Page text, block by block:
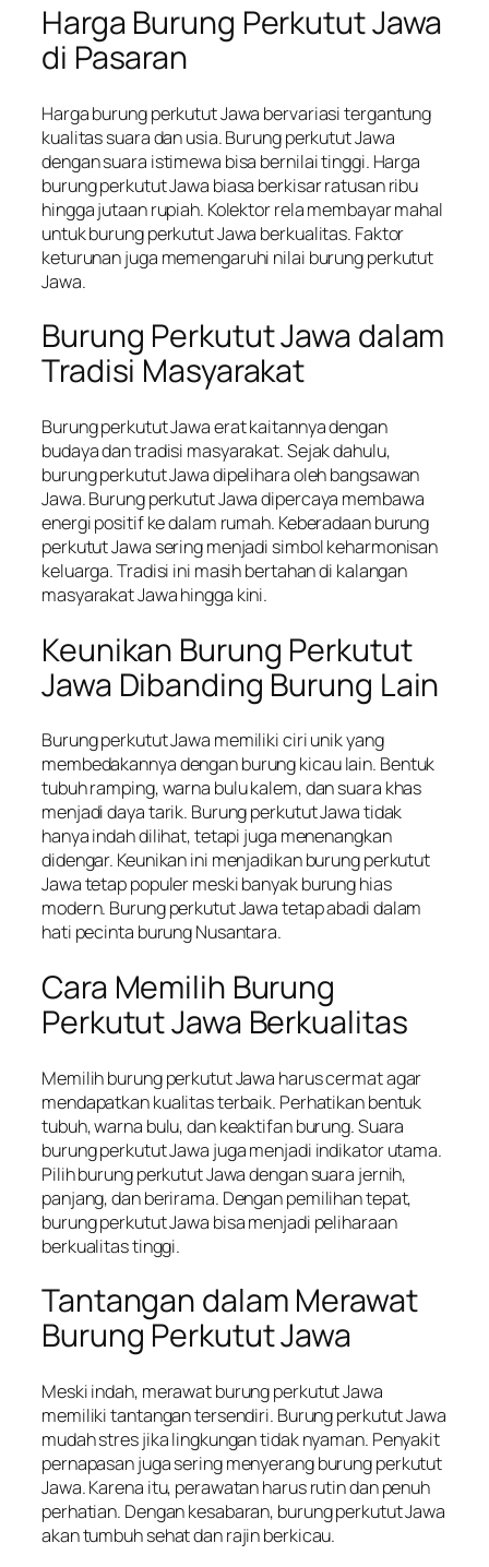
Harga Burung Perkutut Jawa
di Pasaran
Harga burung perkutut Jawa bervariasi tergantung
kualitas suara dan usia. Burung perkutut Jawa
dengan suara istimewa bisa bernilai tinggi. Harga
burung perkutut Jawa biasa berkisar ratusan ribu
hingga jutaan rupiah. Kolektor rela membayar mahal
untuk burung perkutut Jawa berkualitas. Faktor
keturunan juga memengaruhi nilai burung perkutut
Jawa.
Burung Perkutut Jawa dalam
Tradisi Masyarakat
Burung perkutut Jawa erat kaitannya dengan
budaya dan tradisi masyarakat. Sejak dahulu,
burung perkutut Jawa dipelihara oleh bangsawan
Jawa. Burung perkutut Jawa dipercaya membawa
energi positif ke dalam rumah. Keberadaan burung
perkutut Jawa sering menjadi simbol keharmonisan
keluarga. Tradisi ini masih bertahan di kalangan
masyarakat Jawa hingga kini.
Keunikan Burung Perkutut
Jawa Dibanding Burung Lain
Burung perkutut Jawa memiliki ciri unik yang
membedakannya dengan burung kicau lain. Bentuk
tubuh ramping, warna bulu kalem, dan suara khas
menjadi daya tarik. Burung perkutut Jawa tidak
hanya indah dilihat, tetapi juga menenangkan
didengar. Keunikan ini menjadikan burung perkutut
Jawa tetap populer meski banyak burung hias
modern. Burung perkutut Jawa tetap abadi dalam
hati pecinta burung Nusantara.
Cara Memilih Burung
Perkutut Jawa Berkualitas
Memilih burung perkutut Jawa harus cermat agar
mendapatkan kualitas terbaik. Perhatikan bentuk
tubuh, warna bulu, dan keaktifan burung. Suara
burung perkutut Jawa juga menjadi indikator utama.
Pilih burung perkutut Jawa dengan suara jernih,
panjang, dan berirama. Dengan pemilihan tepat,
burung perkutut Jawa bisa menjadi peliharaan
berkualitas tinggi.
Tantangan dalam Merawat
Burung Perkutut Jawa
Meski indah, merawat burung perkutut Jawa
memiliki tantangan tersendiri. Burung perkutut Jawa
mudah stres jika lingkungan tidak nyaman. Penyakit
pernapasan juga sering menyerang burung perkutut
Jawa. Karena itu, perawatan harus rutin dan penuh
perhatian. Dengan kesabaran, burung perkutut Jawa
akan tumbuh sehat dan rajin berkicau.